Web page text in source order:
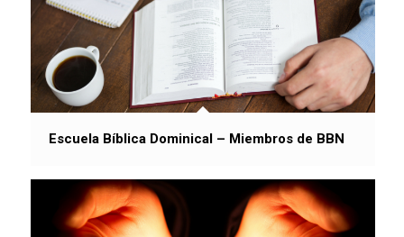
Escuela Bíblica Dominical – Miembros de BBN